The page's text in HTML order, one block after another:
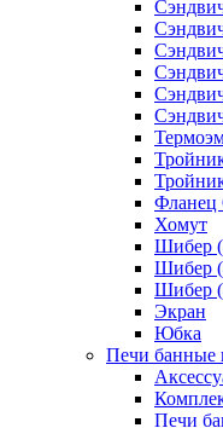
Фланец
Хомут
Шибер
Шибер
Шибер
Экран
Юбка
Печи банные
Печи